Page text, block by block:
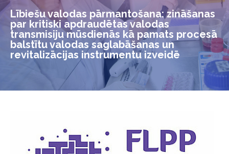
Lībiešu valodas pārmantošana: zināšanas
par kritiski apdraudētas valodas
transmisiju mūsdienās kā pamats procesā
balstītu valodas saglabāšanas un
revitalizācijas instrumentu izveidē